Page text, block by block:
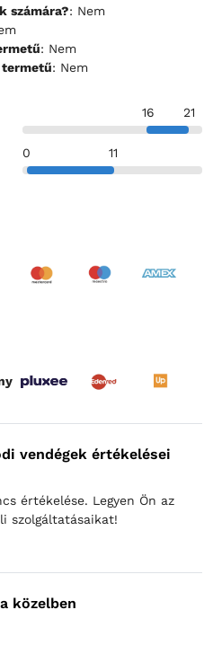
számára?
: Nem
- Kis termetű
: Nem
- Nagy termetű
: Nem
16 21
0 11
vendégek értékelései
értékelése. Legyen Ön az
szolgáltatásaikat!
közelben